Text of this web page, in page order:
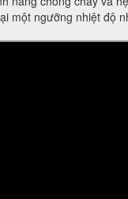
một ngưỡng nhiệt độ